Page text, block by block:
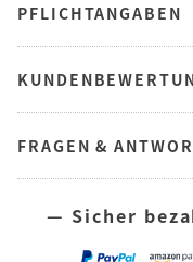
PFLICHTANGABEN
FRAGEN &
— Sicher